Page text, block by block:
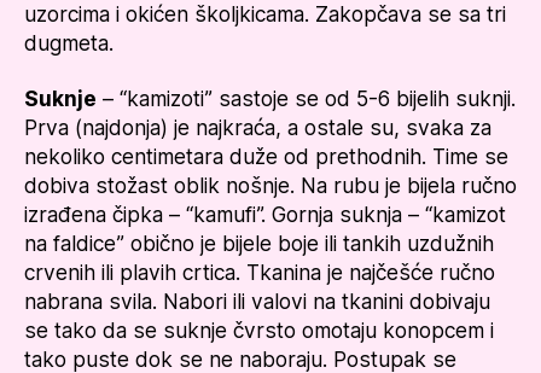
uzorcima i okićen školjkicama. Zakopčava se sa tri
dugmeta.
Suknje – “kamizoti” sastoje se od 5-6 bijelih suknji.
Prva (najdonja) je najkraća, a ostale su, svaka za
nekoliko centimetara duže od prethodnih. Time se
dobiva stožast oblik nošnje. Na rubu je bijela ručno
izrađena čipka – “kamufi”. Gornja suknja – “kamizot
na faldice” obično je bijele boje ili tankih uzdužnih
crvenih ili plavih crtica. Tkanina je najčešće ručno
nabrana svila. Nabori ili valovi na tkanini dobivaju
se tako da se suknje čvrsto omotaju konopcem i
tako puste dok se ne naboraju. Postupak se